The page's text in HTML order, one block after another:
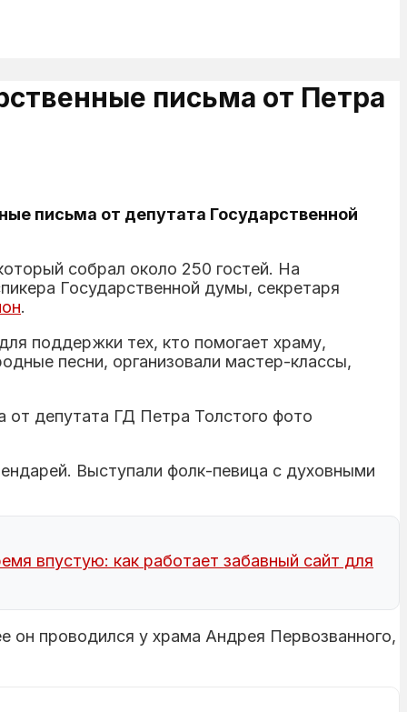
письма от Петра
письма от депутата Государственной
собрал около 250 гостей. На
Государственной думы, секретаря
.
поддержки тех, кто помогает храму,
песни, организовали мастер-классы,
Выступали фолк-певица с духовными
впустую: как работает забавный сайт для
проводился у храма Андрея Первозванного,